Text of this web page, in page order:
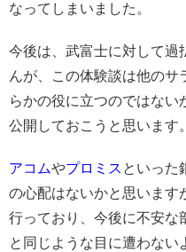
なってしまいました。
今後は、武富士に対して過
んが、この体験談は他の
らかの役に立つのではない
公開しておこうと思います。
アコムやプロミス といった
の心配はないかと思います
行っており、今後に不安な
と同じような目に遭わない